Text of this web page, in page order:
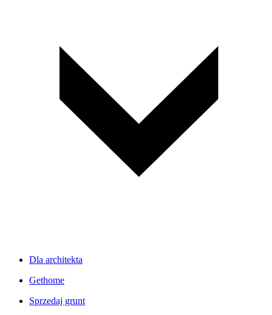
Dla architekta
Gethome
Sprzedaj grunt